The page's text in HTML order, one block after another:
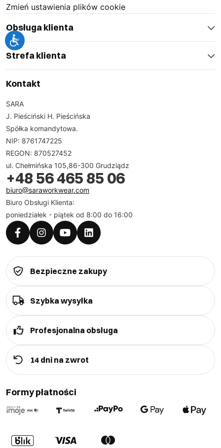
Zmień ustawienia plików cookie
Obsługa klienta
Strefa klienta
Kontakt
SARA
J. Pieściński H. Pieścińska
Spółka komandytowa.
NIP: 8761747225
REGON: 870527452
ul. Chełmińska 105,86-300 Grudziądz
+48 56 465 85 06
biuro@saraworkwear.com
Biuro Obsługi Klienta:
poniedziałek - piątek od 8:00 do 16:00
Bezpieczne zakupy
Szybka wysyłka
Profesjonalna obsługa
14 dni na zwrot
Formy płatności